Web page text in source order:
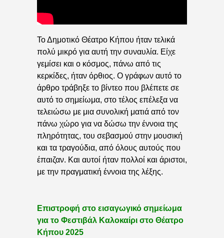
Το Δημοτικό Θέατρο Κήπου ήταν τελικά
πολύ μικρό για αυτή την συναυλία. Είχε
γεμίσει και ο κόσμος, πάνω από τις
κερκίδες, ήταν όρθιος. Ο γράφων αυτό το
άρθρο τράβηξε το βίντεο που βλέπετε σε
αυτό το σημείωμα, στο τέλος επέλεξα να
τελειώσω με μια συνολική ματιά από τον
πάνω χώρο για να δώσω την έννοια της
πληρότητας, του σεβασμού στην μουσική
και τα τραγούδια, από όλους αυτούς που
έπαιζαν. Και αυτοί ήταν πολλοί και άριστοι,
με την πραγματική έννοια της λέξης.
Επιστροφή στο εισαγωγικό σημείωμα
για το Φεστιβάλ Καλοκαίρι στο Θέατρο
Κήπου 2025